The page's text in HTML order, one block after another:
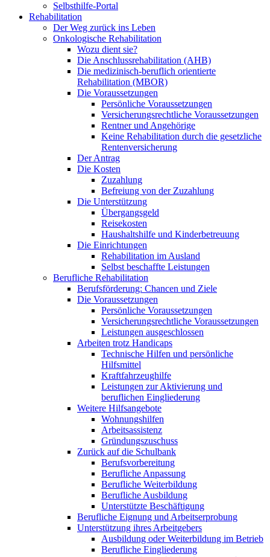
Selbsthilfe-Portal
Rehabilitation
Der Weg zurück ins Leben
Onkologische Rehabilitation
Wozu dient sie?
Die Anschlussrehabilitation (AHB)
Die medizinisch-beruflich orientierte
Rehabilitation (MBOR)
Die Voraussetzungen
Persönliche Voraussetzungen
Versicherungsrechtliche Voraussetzungen
Rentner und Angehörige
Keine Rehabilitation durch die gesetzliche
Rentenversicherung
Der Antrag
Die Kosten
Zuzahlung
Befreiung von der Zuzahlung
Die Unterstützung
Übergangsgeld
Reisekosten
Haushaltshilfe und Kinderbetreuung
Die Einrichtungen
Rehabilitation im Ausland
Selbst beschaffte Leistungen
Berufliche Rehabilitation
Berufsförderung: Chancen und Ziele
Die Voraussetzungen
Persönliche Voraussetzungen
Versicherungsrechtliche Voraussetzungen
Leistungen ausgeschlossen
Arbeiten trotz Handicaps
Technische Hilfen und persönliche
Hilfsmittel
Kraftfahrzeughilfe
Leistungen zur Aktivierung und
beruflichen Eingliederung
Weitere Hilfsangebote
Wohnungshilfen
Arbeitsassistenz
Gründungszuschuss
Zurück auf die Schulbank
Berufsvorbereitung
Berufliche Anpassung
Berufliche Weiterbildung
Berufliche Ausbildung
Unterstützte Beschäftigung
Berufliche Eignung und Arbeitserprobung
Unterstützung ihres Arbeitgebers
Ausbildung oder Weiterbildung im Betrieb
Berufliche Eingliederung